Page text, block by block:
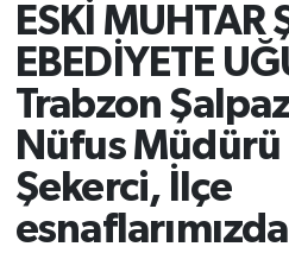
ESKİ MUHTAR
EBEDİYETE
Trabzon
Nüfus Müdürü
Şekerci, İlçe
Haber Arşivi